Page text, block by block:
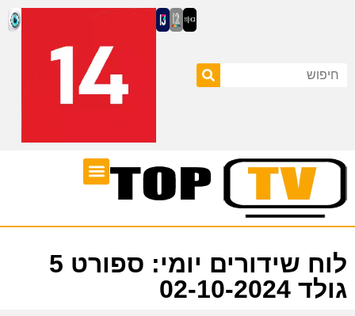
לוח שידורים יומי: ספורט 5
גולד 02-10-2024